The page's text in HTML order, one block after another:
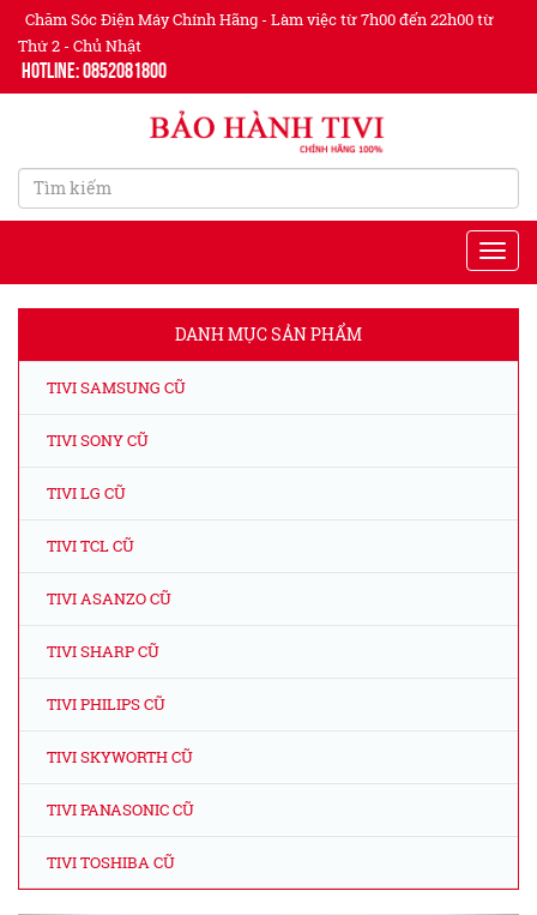
Chăm Sóc Điện Máy Chính Hãng - Làm việc từ 7h00 đến 22h00 từ
Thứ 2 - Chủ Nhật
Hotline: 0852081800
DANH MỤC SẢN PHẨM
TIVI SAMSUNG CŨ
TIVI SONY CŨ
TIVI LG CŨ
TIVI TCL CŨ
TIVI ASANZO CŨ
TIVI SHARP CŨ
TIVI PHILIPS CŨ
TIVI SKYWORTH CŨ
TIVI PANASONIC CŨ
TIVI TOSHIBA CŨ